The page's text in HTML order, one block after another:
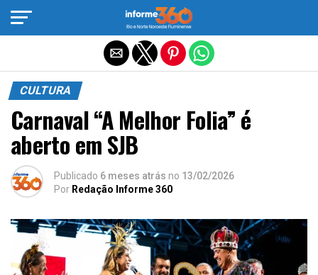
CULTURA
Carnaval “A Melhor Folia” é
aberto em SJB
Publicado 6 meses atrás no 13/02/2026
Por Redação Informe 360
Sair da versão mobile